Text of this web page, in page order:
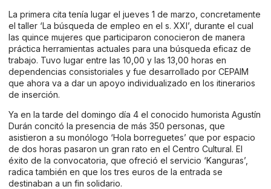
La primera cita tenía lugar el jueves 1 de marzo, concretamente
el taller ‘La búsqueda de empleo en el s. XXI’, durante el cual
las quince mujeres que participaron conocieron de manera
práctica herramientas actuales para una búsqueda eficaz de
trabajo. Tuvo lugar entre las 10,00 y las 13,00 horas en
dependencias consistoriales y fue desarrollado por CEPAIM
que ahora va a dar un apoyo individualizado en los itinerarios
de inserción.
Ya en la tarde del domingo día 4 el conocido humorista Agustín
Durán concitó la presencia de más 350 personas, que
asistieron a su monólogo ‘Hola borreguetes’ que por espacio
de dos horas pasaron un gran rato en el Centro Cultural. El
éxito de la convocatoria, que ofreció el servicio ‘Kanguras’,
radica también en que los tres euros de la entrada se
destinaban a un fin solidario.